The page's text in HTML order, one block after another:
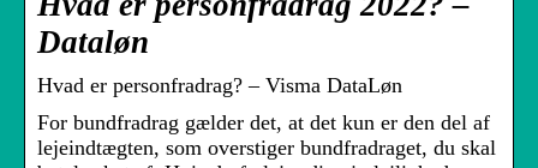
Dataløn
Hvad er personfradrag? – Visma DataLøn
For bundfradrag gælder det, at det kun er den del af
lejeindtægten, som overstiger bundfradraget, du skal